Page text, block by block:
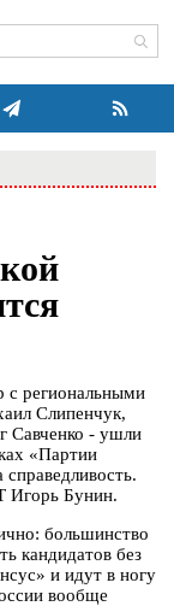
с региональными
Слипенчук,
Савченко - ушли
«Партии
Игорь Бунин.
большинство
кандидатов без
и идут в ногу
вообще